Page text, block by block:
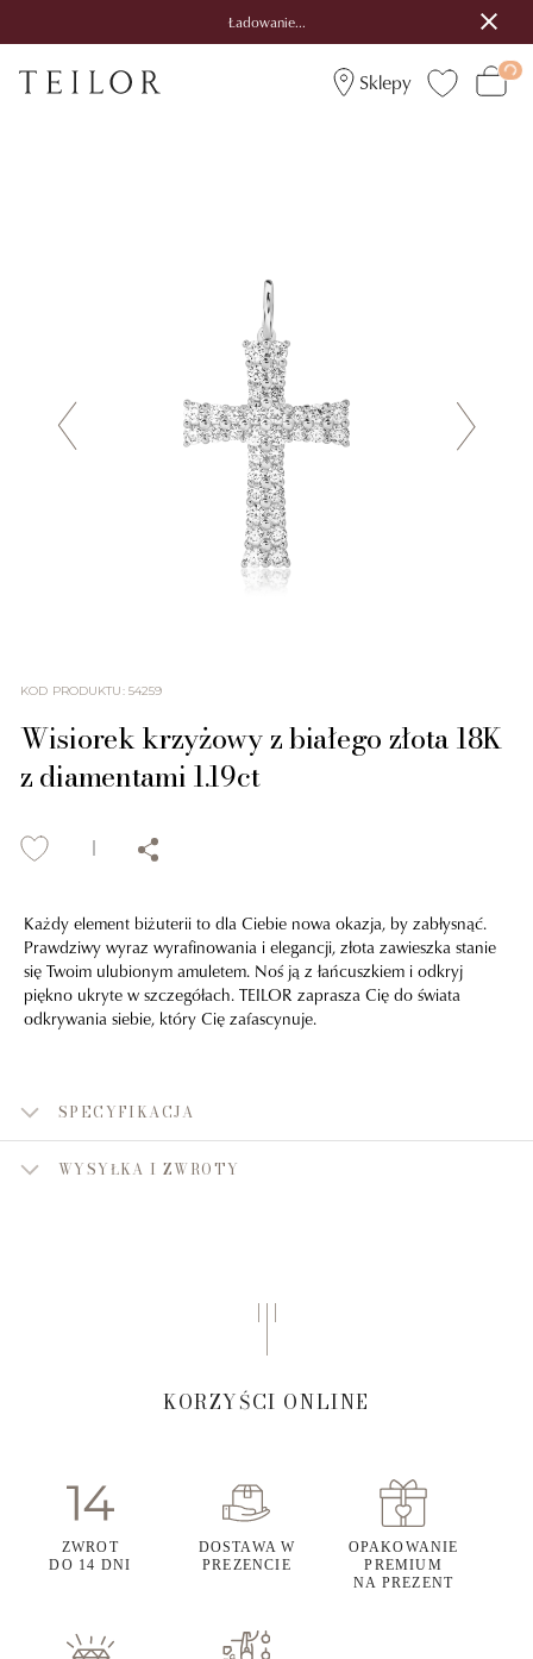
Ładowanie...
Sklepy
KOD PRODUKTU: 54259
Wisiorek krzyżowy z białego złota 18K
z diamentami 1.19ct
Każdy element biżuterii to dla Ciebie nowa okazja, by zabłysnąć.
Prawdziwy wyraz wyrafinowania i elegancji, złota zawieszka stanie
się Twoim ulubionym amuletem. Noś ją z łańcuszkiem i odkryj
piękno ukryte w szczegółach. TEILOR zaprasza Cię do świata
odkrywania siebie, który Cię zafascynuje.
SPECYFIKACJA
WYSYŁKA I ZWROTY
KORZYŚCI ONLINE
ZWROT
DO 14 DNI
DOSTAWA W
PREZENCIE
OPAKOWANIE
PREMIUM
NA PREZENT